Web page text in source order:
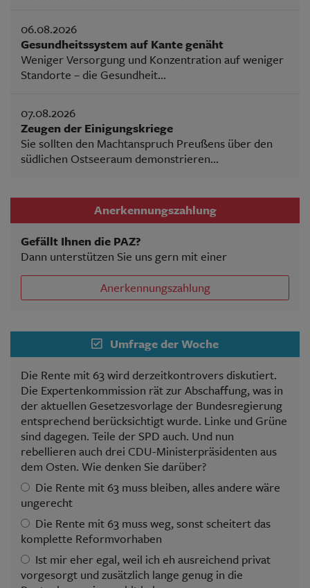
06.08.2026
Gesundheitssystem auf Kante genäht
Weniger Versorgung und Konzentration auf weniger
Standorte – die Gesundheit...
07.08.2026
Zeugen der Einigungskriege
Sie sollten den Machtanspruch Preußens über den
südlichen Ostseeraum demonstrieren...
Anerkennungszahlung
Gefällt Ihnen die PAZ?
Dann unterstützen Sie uns gern mit einer
Anerkennungszahlung
Umfrage der Woche
Die Rente mit 63 wird derzeitkontrovers diskutiert.
Die Expertenkommission rät zur Abschaffung, was in
der aktuellen Gesetzesvorlage der Bundesregierung
entsprechend berücksichtigt wurde. Linke und Grüne
sind dagegen. Teile der SPD auch. Und nun
rebellieren auch drei CDU-Ministerpräsidenten aus
dem Osten. Wie denken Sie darüber?
Die Rente mit 63 muss bleiben, alles andere wäre
ungerecht
Die Rente mit 63 muss weg, sonst scheitert das
komplette Reformvorhaben
Ist mir eher egal, weil ich eh ausreichend privat
vorgesorgt und zusätzlich lange genug in die